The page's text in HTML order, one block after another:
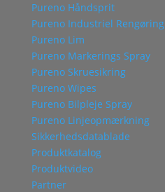
Pureno Håndsprit
Pureno Industriel Rengøring
Pureno Lim
Pureno Markerings Spray
Pureno Skruesikring
Pureno Wipes
Pureno Bilpleje Spray
Pureno Linjeopmærkning
Sikkerhedsdatablade
Produktkatalog
Produktvideo
Partner